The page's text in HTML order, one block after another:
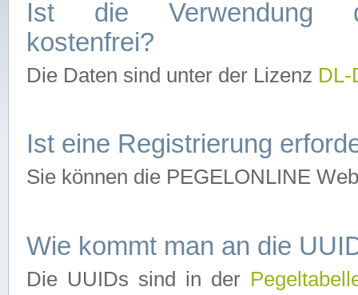
Ist die Verwendung
kostenfrei?
Die Daten sind unter der Lizenz
Ist eine Registrierung
Sie können die PEGELONLINE
Wie kommt man an die
Die UUIDs sind in der